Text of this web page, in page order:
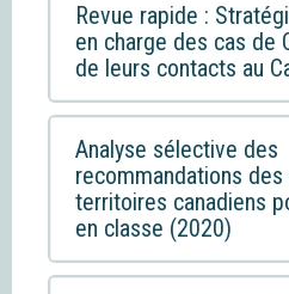
Revue rapide :
en charge des cas de
de leurs contacts au
Analyse sélective des
recommandations
territoires canadiens
en classe (2020)